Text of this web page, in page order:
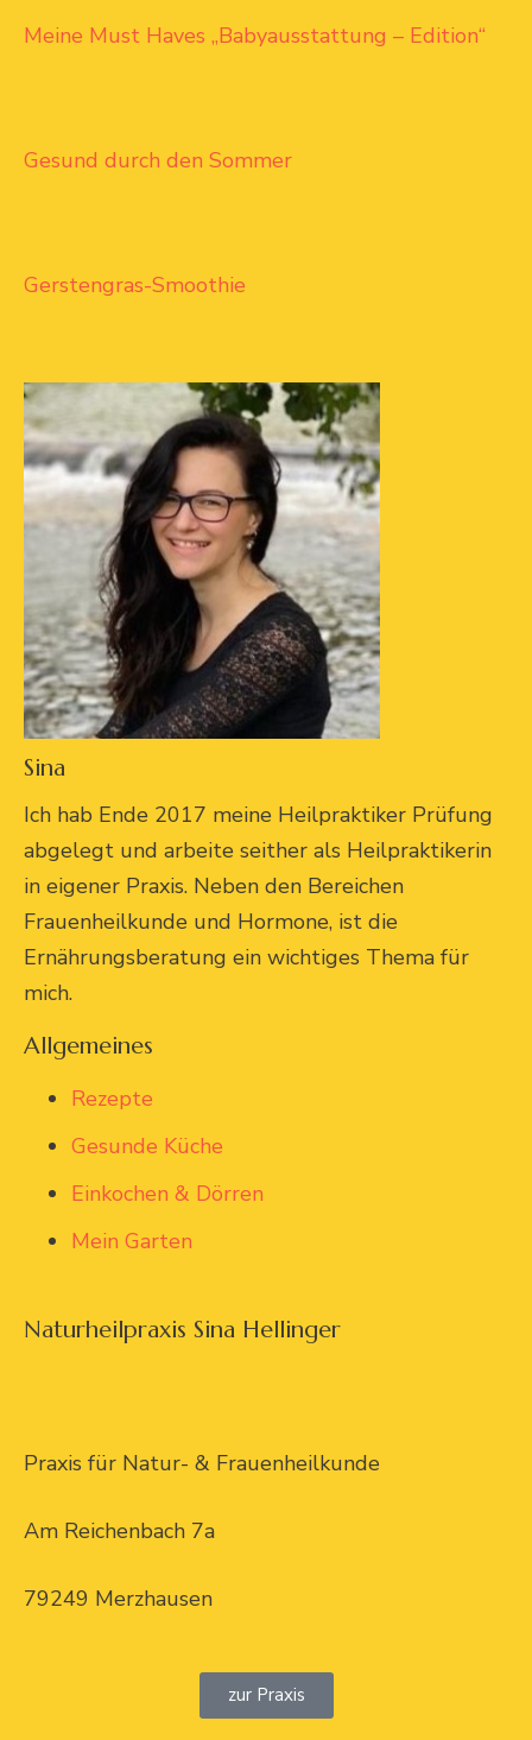
Meine Must Haves „Babyausstattung – Edition“
Gesund durch den Sommer
Gerstengras-Smoothie
Sina
Ich hab Ende 2017 meine Heilpraktiker Prüfung
abgelegt und arbeite seither als Heilpraktikerin
in eigener Praxis. Neben den Bereichen
Frauenheilkunde und Hormone, ist die
Ernährungsberatung ein wichtiges Thema für
mich.
Allgemeines
Rezepte
Gesunde Küche
Einkochen & Dörren
Mein Garten
Naturheilpraxis Sina Hellinger
Praxis für Natur- & Frauenheilkunde
Am Reichenbach 7a
79249 Merzhausen
zur Praxis